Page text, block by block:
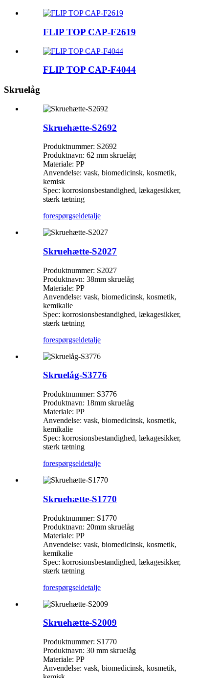
FLIP TOP CAP-F2619
FLIP TOP CAP-F4044
Skruelåg
Skruehætte-S2692
Produktnummer: S2692
Produktnavn: 62 mm skruelåg
Materiale: PP
Anvendelse: vask, biomedicinsk, kosmetik,
kemisk
Spec: korrosionsbestandighed, lækagesikker,
stærk tætning
forespørgseldetalje
Skruehætte-S2027
Produktnummer: S2027
Produktnavn: 38mm skruelåg
Materiale: PP
Anvendelse: vask, biomedicinsk, kosmetik,
kemikalie
Spec: korrosionsbestandighed, lækagesikker,
stærk tætning
forespørgseldetalje
Skruelåg-S3776
Produktnummer: S3776
Produktnavn: 18mm skruelåg
Materiale: PP
Anvendelse: vask, biomedicinsk, kosmetik,
kemikalie
Spec: korrosionsbestandighed, lækagesikker,
stærk tætning
forespørgseldetalje
Skruehætte-S1770
Produktnummer: S1770
Produktnavn: 20mm skruelåg
Materiale: PP
Anvendelse: vask, biomedicinsk, kosmetik,
kemikalie
Spec: korrosionsbestandighed, lækagesikker,
stærk tætning
forespørgseldetalje
Skruehætte-S2009
Produktnummer: S1770
Produktnavn: 30 mm skruelåg
Materiale: PP
Anvendelse: vask, biomedicinsk, kosmetik,